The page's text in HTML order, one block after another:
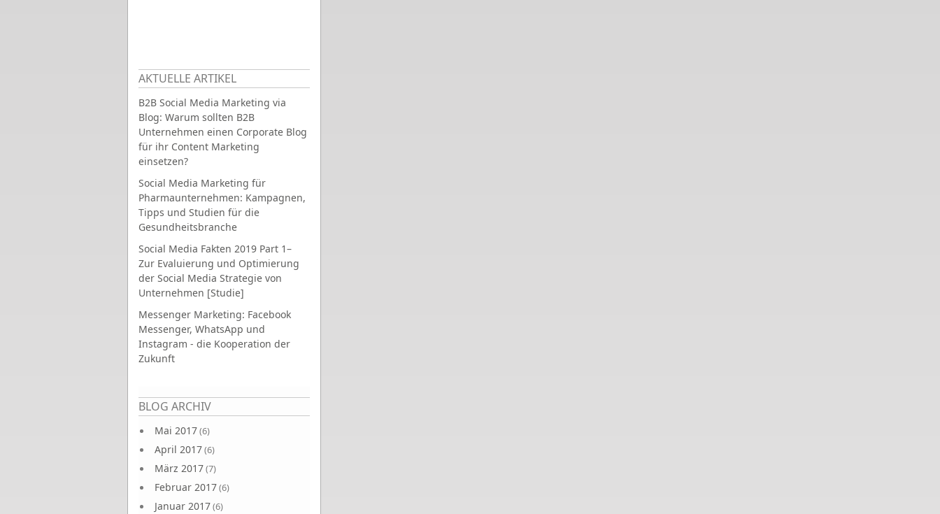
AKTUELLE ARTIKEL
B2B Social Media Marketing via
Blog: Warum sollten B2B
Unternehmen einen Corporate Blog
für ihr Content Marketing
einsetzen?
Social Media Marketing für
Pharmaunternehmen: Kampagnen,
Tipps und Studien für die
Gesundheitsbranche
Social Media Fakten 2019 Part 1–
Zur Evaluierung und Optimierung
der Social Media Strategie von
Unternehmen [Studie]
Messenger Marketing: Facebook
Messenger, WhatsApp und
Instagram - die Kooperation der
Zukunft
BLOG ARCHIV
Mai 2017(6)
April 2017(6)
März 2017(7)
Februar 2017(6)
Januar 2017(6)
Seiten